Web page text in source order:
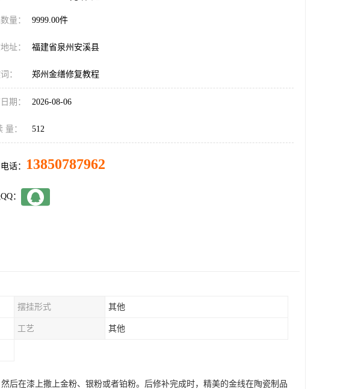
量： 9999.00件
址： 福建省泉州安溪县
： 郑州金缮修复教程
期： 2026-08-06
量： 512
话： 13850787962
：
摆挂形式 其他
工艺 其他
后在漆上撒上金粉、银粉或者铂粉。后修补完成时，精美的金线在陶瓷制品